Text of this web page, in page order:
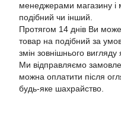
менеджерами магазину
подібний чи інший.
Протягом 14 днів Ви
товар на подібний за
змін зовнішнього вигляду
Ми відправляємо
можна оплатити після
будь-яке шахрайство.